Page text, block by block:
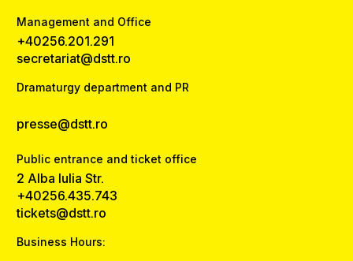
Management and Office
+40256.201.291
secretariat@dstt.ro
Dramaturgy department and PR
presse@dstt.ro
Public entrance and ticket office
2 Alba Iulia Str.
+40256.435.743
tickets@dstt.ro
Business Hours: